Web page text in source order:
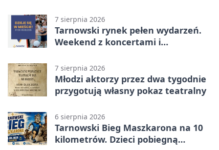
7 sierpnia 2026
Tarnowski rynek pełen wydarzeń.
Weekend z koncertami i
7 sierpnia 2026
Młodzi aktorzy przez dwa tygodnie
przygotują własny pokaz teatralny
6 sierpnia 2026
Tarnowski Bieg Maszkarona na 10
kilometrów. Dzieci pobiegną